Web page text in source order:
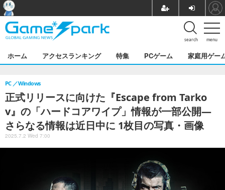
menu
search
ホーム アクセスランキング 特集 PCゲーム 家庭用ゲー
正式リリースに向けた『Escape from Tarko
v』の「ハードコアワイプ」情報が一部公開―
さらなる情報は近日中に 1枚目の写真・画像
PC Windows
2025.7.2 Wed 7:00